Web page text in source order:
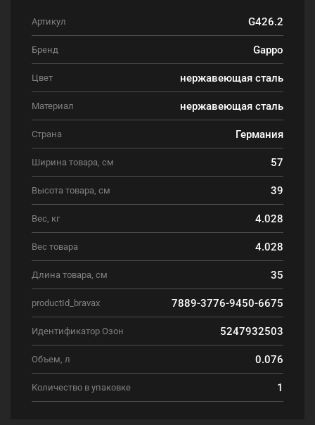
Артикул G426.2
Бренд Gappo
Цвет нержавеющая сталь
Материал нержавеющая сталь
Страна Германия
Ширина товара, см 57
Высота товара, см 39
Вес, кг 4.028
Вес товара 4.028
Длина товара, см 35
productId_bravax 7889-3776-9450-6675
Идентификатор Озон 5247932503
Объем, л 0.076
Количество в упаковке 1